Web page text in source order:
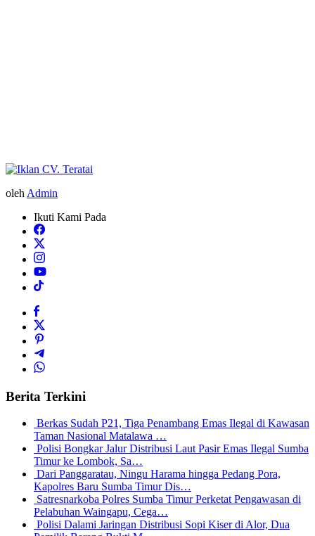
oleh Admin
Ikuti Kami Pada
Berita Terkini
Berkas Sudah P21, Tiga Penambang Emas Ilegal di Kawasan
Taman Nasional Matalawa …
Polisi Bongkar Jalur Distribusi Laut Pasir Emas Ilegal Sumba
Timur ke Lombok, Sa…
Dari Panggaratau, Ningu Harama hingga Pedang Pora,
Kapolres Baru Sumba Timur Dis…
Satresnarkoba Polres Sumba Timur Perketat Pengawasan di
Pelabuhan Waingapu, Cega…
Polisi Dalami Jaringan Distribusi Sopi Kiser di Alor, Dua